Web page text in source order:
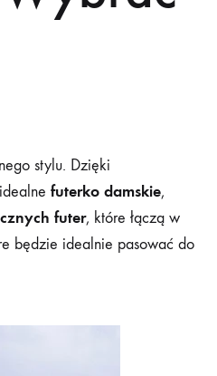
stylu. Dzięki
futerko damskie,
futer, które łączą w
będzie idealnie pasować do